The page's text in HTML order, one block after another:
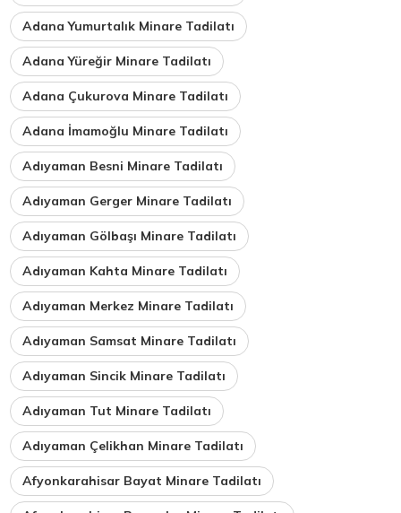
Adana Yumurtalık Minare Tadilatı
Adana Yüreğir Minare Tadilatı
Adana Çukurova Minare Tadilatı
Adana İmamoğlu Minare Tadilatı
Adıyaman Besni Minare Tadilatı
Adıyaman Gerger Minare Tadilatı
Adıyaman Gölbaşı Minare Tadilatı
Adıyaman Kahta Minare Tadilatı
Adıyaman Merkez Minare Tadilatı
Adıyaman Samsat Minare Tadilatı
Adıyaman Sincik Minare Tadilatı
Adıyaman Tut Minare Tadilatı
Adıyaman Çelikhan Minare Tadilatı
Afyonkarahisar Bayat Minare Tadilatı